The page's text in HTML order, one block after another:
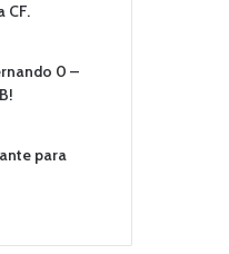
CF.
0 –
para